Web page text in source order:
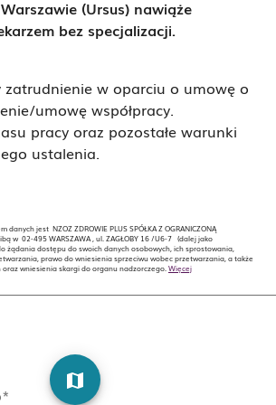
(Ursus) nawiąże
bez specjalizacji.
zatrudnienie w oparciu o umowę o
umowę współpracy.
pracy oraz pozostałe warunki
ustalenia.
jest NZOZ ZDROWIE PLUS SPÓŁKA Z OGRANICZONĄ
w 02-495 WARSZAWA , ul. ZAGŁOBY 16 /U6-7 (dalej jako
żądania dostępu do swoich danych osobowych, ich sprostowania,
prawo do wniesienia sprzeciwu wobec przetwarzania, a także
wniesienia skargi do organu nadzorczego. Więcej
map